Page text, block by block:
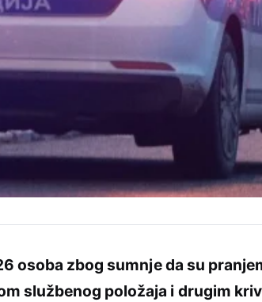
osoba zbog sumnje da su
službenog položaja i drugim